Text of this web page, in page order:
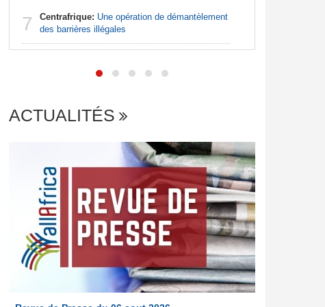
7 Centrafrique: Une opération de démantèlement
des barrières illégales
ACTUALITÉS